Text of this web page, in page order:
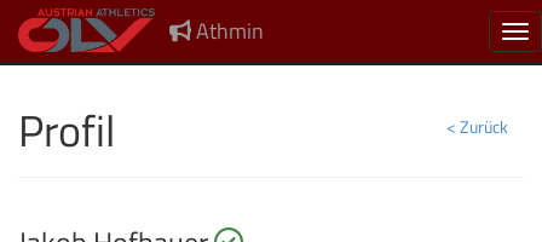
Athmin
< Zurück
Profil